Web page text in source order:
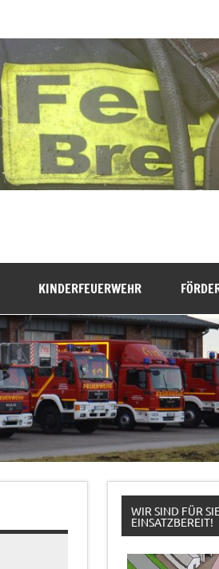
KINDERFEUERWEHR
WIR SIND FÜR
EINSATZBEREIT!